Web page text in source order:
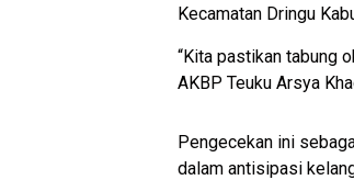
Kecamatan Dringu
“Kita pastikan tabung
AKBP Teuku Arsya
Pengecekan ini
dalam antisipasi